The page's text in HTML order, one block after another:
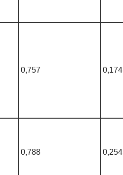
0,757 0,174
0,788 0,254